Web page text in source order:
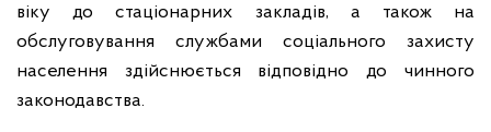
віку до стаціонарних закладів, а також на
обслуговування службами соціального захисту
населення здійснюється відповідно до чинного
законодавства.